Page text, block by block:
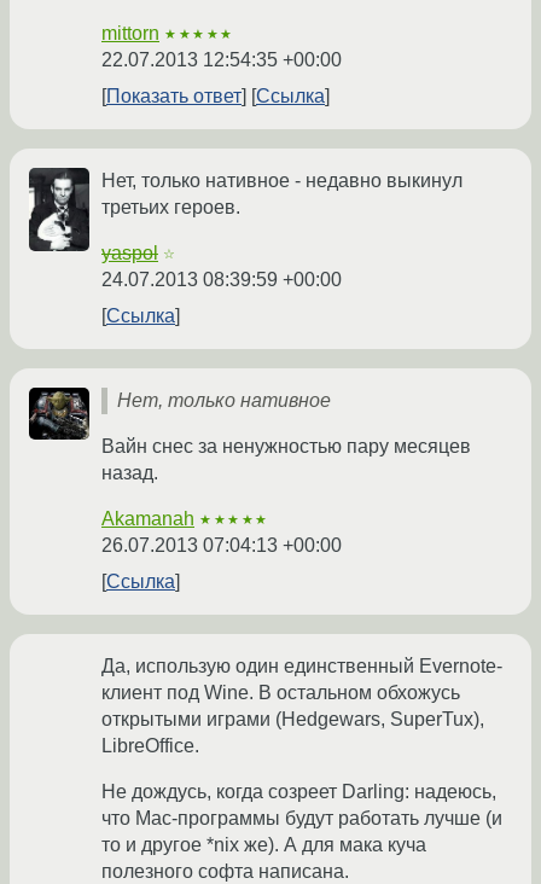
mittorn ★★★★★
22.07.2013 12:54:35 +00:00
Показать ответ
Ссылка
Нет, только нативное - недавно выкинул
третьих героев.
yaspol ☆
24.07.2013 08:39:59 +00:00
Ссылка
Нет, только нативное
Вайн снес за ненужностью пару месяцев
назад.
Akamanah ★★★★★
26.07.2013 07:04:13 +00:00
Ссылка
Да, использую один единственный Evernote-
клиент под Wine. В остальном обхожусь
открытыми играми (Hedgewars, SuperTux),
LibreOffice.
Не дождусь, когда созреет Darling: надеюсь,
что Mac-программы будут работать лучше (и
то и другое *nix же). А для мака куча
полезного софта написана.